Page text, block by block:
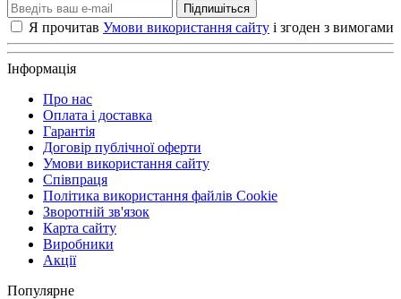
Підпишіться
Я прочитав Умови використання сайту і згоден з вимогами
Інформація
Про нас
Оплата і доставка
Гарантія
Договір публічної оферти
Умови використання сайту
Співпраця
Політика використання файлів Cookie
Зворотній зв'язок
Карта сайту
Виробники
Акції
Популярне